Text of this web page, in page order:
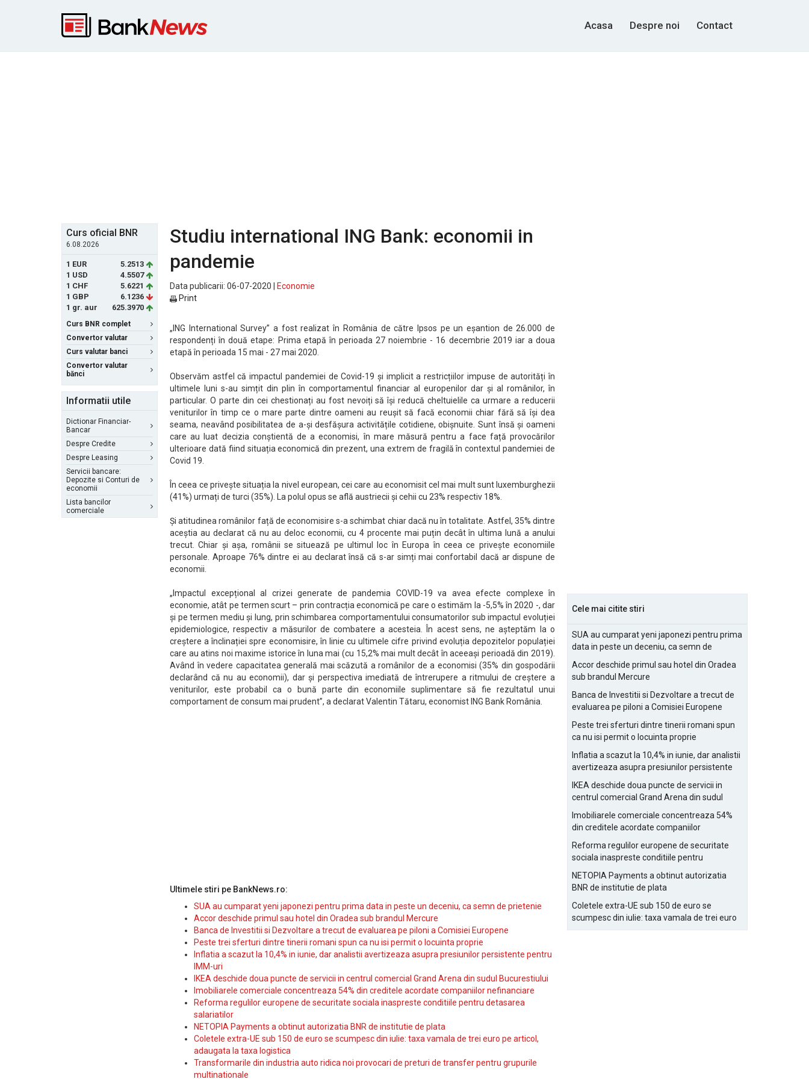
Acasa Despre noi Contact
Curs oficial BNR
6.08.2026
1 EUR
5.2513
1 USD
4.5507
1 CHF
5.6221
1 GBP
6.1236
1 gr. aur
625.3970
Curs BNR complet
Convertor valutar
Curs valutar banci
Convertor valutar
bănci
Informatii utile
Dictionar Financiar-
Bancar
Despre Credite
Despre Leasing
Servicii bancare:
Depozite si Conturi de
economii
Lista bancilor
comerciale
Studiu international ING Bank: economii in
pandemie
Data publicarii: 06-07-2020 |
Economie
Print
„ING International Survey” a fost realizat în România de către Ipsos pe un eșantion de 26.000 de
respondenți în două etape: Prima etapă în perioada 27 noiembrie - 16 decembrie 2019 iar a doua
etapă în perioada 15 mai - 27 mai 2020.
Observăm astfel că impactul pandemiei de Covid-19 și implicit a restricțiilor impuse de autorități în
ultimele luni s-au simțit din plin în comportamentul financiar al europenilor dar și al românilor, în
particular. O parte din cei chestionați au fost nevoiți să își reducă cheltuielile ca urmare a reducerii
veniturilor în timp ce o mare parte dintre oameni au reușit să facă economii chiar fără să își dea
seama, neavând posibilitatea de a-și desfășura activitățile cotidiene, obișnuite. Sunt însă și oameni
care au luat decizia conștientă de a economisi, în mare măsură pentru a face față provocărilor
ulterioare dată fiind situația economică din prezent, una extrem de fragilă în contextul pandemiei de
Covid 19.
În ceea ce privește situația la nivel european, cei care au economisit cel mai mult sunt luxemburghezii
(41%) urmați de turci (35%). La polul opus se află austriecii și cehii cu 23% respectiv 18%.
Și atitudinea românilor față de economisire s-a schimbat chiar dacă nu în totalitate. Astfel, 35% dintre
aceștia au declarat că nu au deloc economii, cu 4 procente mai puțin decât în ultima lună a anului
trecut. Chiar și așa, românii se situează pe ultimul loc în Europa în ceea ce privește economiile
personale. Aproape 76% dintre ei au declarat însă că s-ar simți mai confortabil dacă ar dispune de
economii.
„Impactul excepțional al crizei generate de pandemia COVID-19 va avea efecte complexe în
economie, atât pe termen scurt – prin contracția economică pe care o estimăm la -5,5% în 2020 -, dar
și pe termen mediu și lung, prin schimbarea comportamentului consumatorilor sub impactul evoluției
epidemiologice, respectiv a măsurilor de combatere a acesteia. În acest sens, ne așteptăm la o
creștere a înclinației spre economisire, în linie cu ultimele cifre privind evoluția depozitelor populației
care au atins noi maxime istorice în luna mai (cu 15,2% mai mult decât în aceeași perioadă din 2019).
Având în vedere capacitatea generală mai scăzută a românilor de a economisi (35% din gospodării
declarând că nu au economii), dar și perspectiva imediată de întrerupere a ritmului de creștere a
veniturilor, este probabil ca o bună parte din economiile suplimentare să fie rezultatul unui
comportament de consum mai prudent”, a declarat Valentin Tătaru, economist ING Bank România.
Ultimele stiri pe BankNews.ro:
SUA au cumparat yeni japonezi pentru prima data in peste un deceniu, ca semn de prietenie
Accor deschide primul sau hotel din Oradea sub brandul Mercure
Banca de Investitii si Dezvoltare a trecut de evaluarea pe piloni a Comisiei Europene
Peste trei sferturi dintre tinerii romani spun ca nu isi permit o locuinta proprie
Inflatia a scazut la 10,4% in iunie, dar analistii avertizeaza asupra presiunilor persistente pentru
IMM-uri
IKEA deschide doua puncte de servicii in centrul comercial Grand Arena din sudul Bucurestiului
Imobiliarele comerciale concentreaza 54% din creditele acordate companiilor nefinanciare
Reforma regulilor europene de securitate sociala inaspreste conditiile pentru detasarea
salariatilor
NETOPIA Payments a obtinut autorizatia BNR de institutie de plata
Coletele extra-UE sub 150 de euro se scumpesc din iulie: taxa vamala de trei euro pe articol,
adaugata la taxa logistica
Transformarile din industria auto ridica noi provocari de preturi de transfer pentru grupurile
multinationale
Cele mai citite stiri
SUA au cumparat yeni japonezi pentru prima
data in peste un deceniu, ca semn de
Accor deschide primul sau hotel din Oradea
sub brandul Mercure
Banca de Investitii si Dezvoltare a trecut de
evaluarea pe piloni a Comisiei Europene
Peste trei sferturi dintre tinerii romani spun
ca nu isi permit o locuinta proprie
Inflatia a scazut la 10,4% in iunie, dar analistii
avertizeaza asupra presiunilor persistente
IKEA deschide doua puncte de servicii in
centrul comercial Grand Arena din sudul
Imobiliarele comerciale concentreaza 54%
din creditele acordate companiilor
Reforma regulilor europene de securitate
sociala inaspreste conditiile pentru
NETOPIA Payments a obtinut autorizatia
BNR de institutie de plata
Coletele extra-UE sub 150 de euro se
scumpesc din iulie: taxa vamala de trei euro
pe articol, adaugata la taxa logistica